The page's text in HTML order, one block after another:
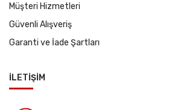
Müşteri Hizmetleri
Güvenli Alışveriş
Garanti ve İade Şartları
İLETİŞİM